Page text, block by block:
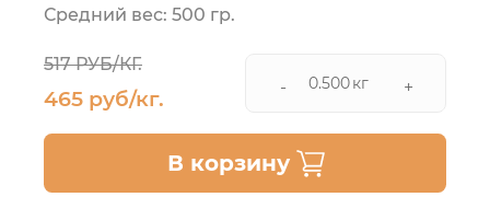
Средний вес: 500 гр.
517 РУБ/КГ.
465 руб/кг. - кг +
В корзину